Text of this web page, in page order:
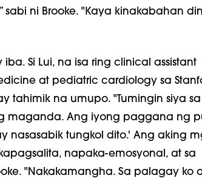
ni Brooke. "Kaya kinakabahan
Si Lui, na isa ring clinical assistant
at pediatric cardiology sa
tahimik na umupo. "Tumingin siya
maganda. Ang iyong paggana ng
nasasabik tungkol dito.' Ang aking
napaka-emosyonal, at sa
"Nakakamangha. Sa palagay ko